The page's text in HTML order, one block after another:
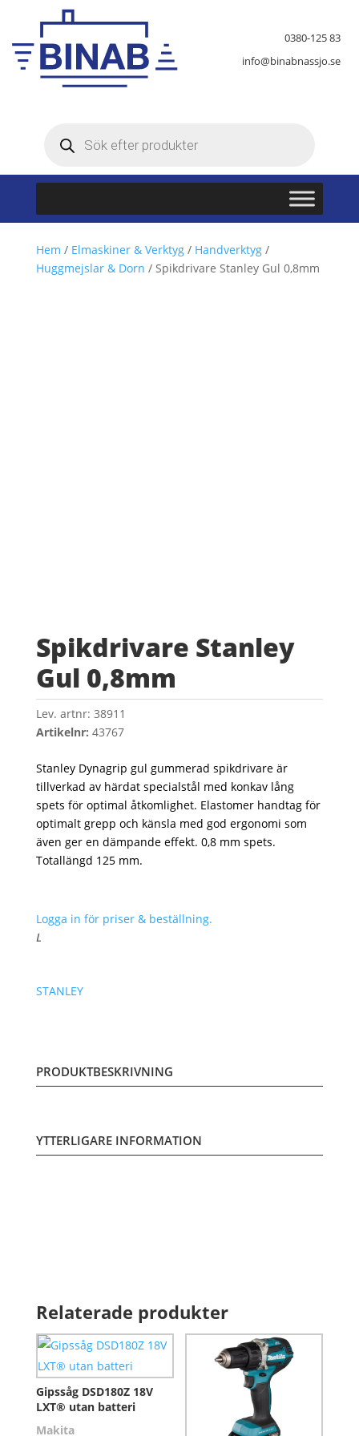
0380-125 83
info@binabnassjo.se
Hem / Elmaskiner & Verktyg/ Handverktyg/
Huggmejslar & Dorn / Spikdrivare Stanley Gul 0,8mm
Spikdrivare Stanley
Gul 0,8mm
Lev. artnr: 38911
Artikelnr: 43767
Stanley Dynagrip gul gummerad spikdrivare är
tillverkad av härdat specialstål med konkav lång
spets för optimal åtkomlighet. Elastomer handtag för
optimalt grepp och känsla med god ergonomi som
även ger en dämpande effekt. 0,8 mm spets.
Totallängd 125 mm.
Logga in för priser & beställning.
L
STANLEY
PRODUKTBESKRIVNING
YTTERLIGARE INFORMATION
Relaterade produkter
Gipssåg DSD180Z 18V
LXT® utan batteri
Makita